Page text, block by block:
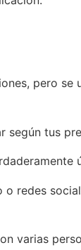
pero
según tus
redes
varias